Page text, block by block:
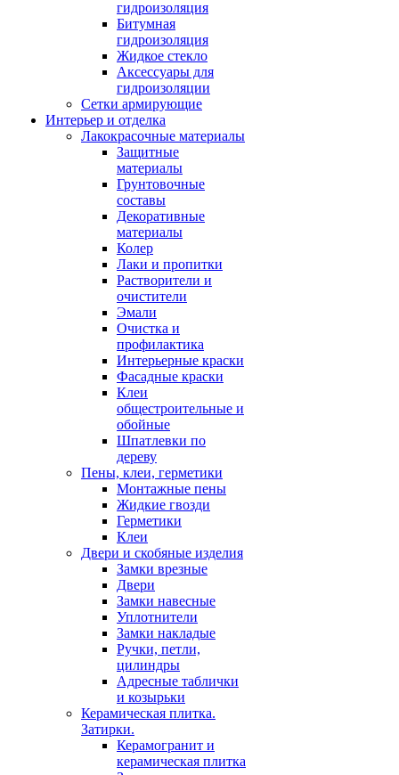
гидроизоляция
Битумная
гидроизоляция
Жидкое стекло
Аксессуары для
гидроизоляции
Сетки армирующие
Интерьер и отделка
Лакокрасочные материалы
Защитные
материалы
Грунтовочные
составы
Декоративные
материалы
Колер
Лаки и пропитки
Растворители и
очистители
Эмали
Очистка и
профилактика
Интерьерные краски
Фасадные краски
Клеи
общестроительные и
обойные
Шпатлевки по
дереву
Пены, клеи, герметики
Монтажные пены
Жидкие гвозди
Герметики
Клеи
Двери и скобяные изделия
Замки врезные
Двери
Замки навесные
Уплотнители
Замки накладые
Ручки, петли,
цилиндры
Адресные таблички
и козырьки
Керамическая плитка.
Затирки.
Керамогранит и
керамическая плитка